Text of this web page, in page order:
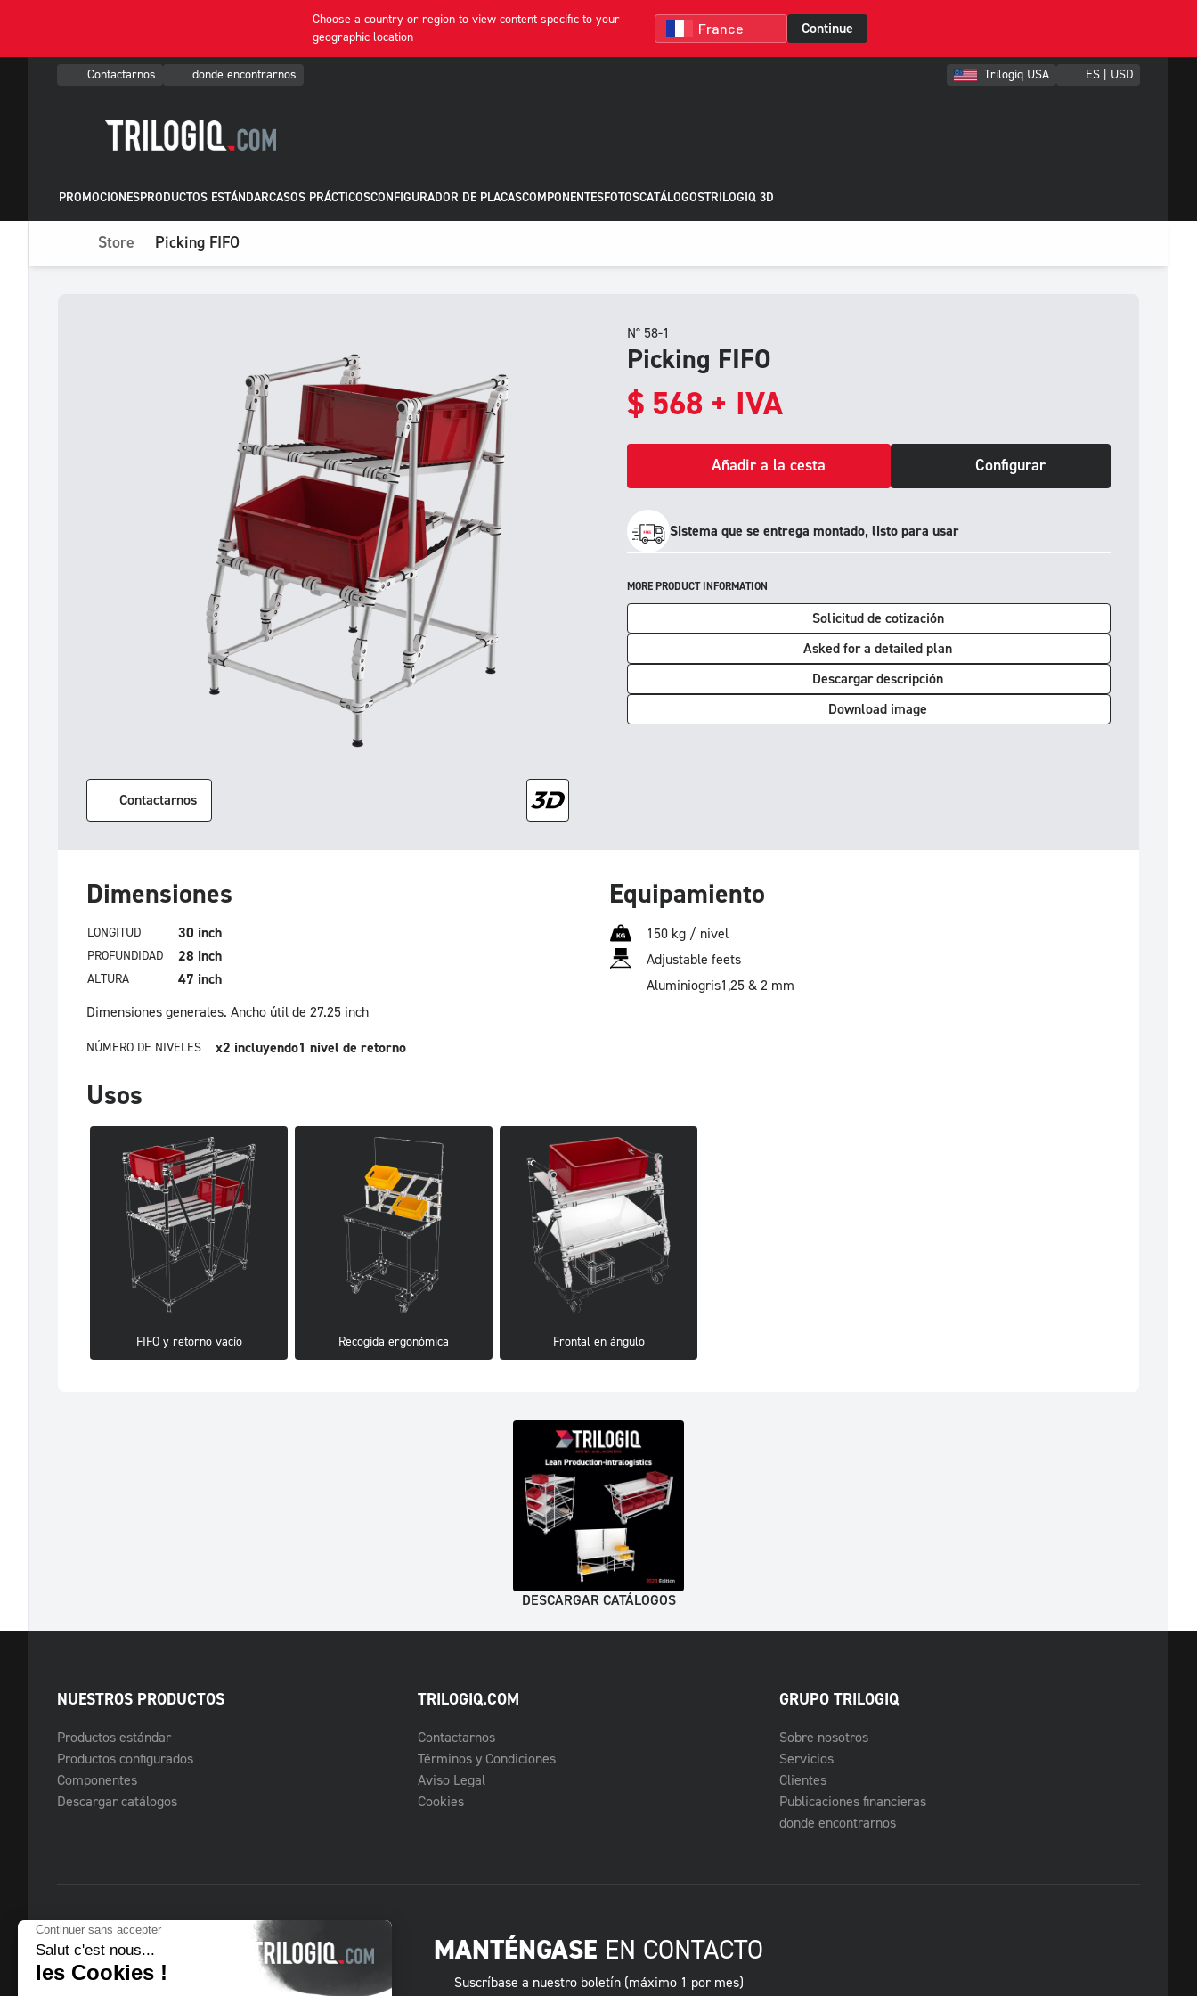
Choose a country or region to view content specific to your
geographic location
Continue
Contactarnos donde encontrarnos Trilogiq USA ES | USD
PROMOCIONESPRODUCTOS ESTÁNDARCASOS PRÁCTICOSCONFIGURADOR DE PLACASCOMPONENTESFOTOSCATÁLOGOSTRILOGIQ 3D
Store Picking FIFO
Contactarnos
N° 58-1
Picking FIFO
$ 568 + IVA
Añadir a la cesta Configurar
Sistema que se entrega montado, listo para usar
MORE PRODUCT INFORMATION
Solicitud de cotización
Asked for a detailed plan
Descargar descripción
Download image
Dimensiones
LONGITUD 30 inch
PROFUNDIDAD 28 inch
ALTURA
47 inch
Dimensiones generales. Ancho útil de 27.25 inch
NÚMERO DE NIVELES x2 incluyendo1 nivel de retorno
Equipamiento
150 kg / nivel
Adjustable feets
Aluminiogris1,25 & 2 mm
Usos
FIFO y retorno vacío Recogida ergonómica Frontal en ángulo
DESCARGAR CATÁLOGOS
NUESTROS PRODUCTOS
Productos estándar
Productos configurados
Componentes
Descargar catálogos
TRILOGIQ.COM
Contactarnos
Términos y Condiciones
Aviso Legal
Cookies
GRUPO TRILOGIQ
Sobre nosotros
Servicios
Clientes
Publicaciones financieras
donde encontrarnos
MANTÉNGASE EN CONTACTO
Suscríbase a nuestro boletín (máximo 1 por mes)